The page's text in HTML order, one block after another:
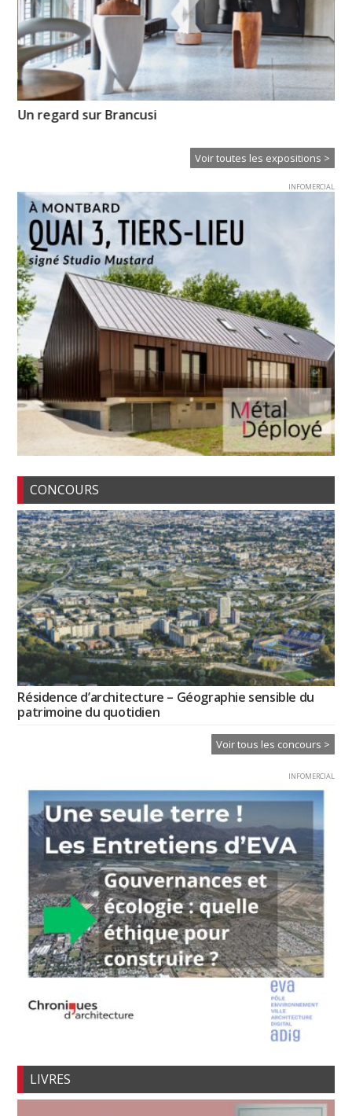
Un regard sur Brancusi
Voir toutes les expositions >
INFOMERCIAL
CONCOURS
Résidence d’architecture – Géographie sensible du
patrimoine du quotidien
Voir tous les concours >
INFOMERCIAL
LIVRES